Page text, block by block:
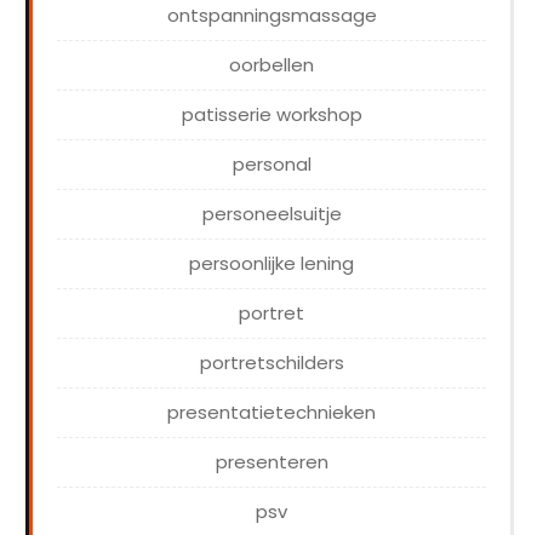
ontspanningsmassage
oorbellen
patisserie workshop
personal
personeelsuitje
persoonlijke lening
portret
portretschilders
presentatietechnieken
presenteren
psv